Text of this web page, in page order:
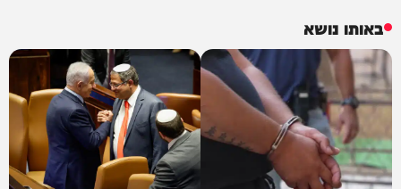
באותו נושא